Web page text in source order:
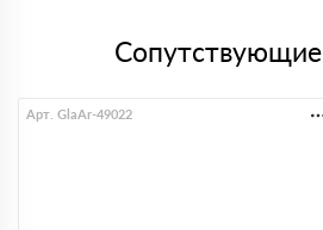
Арт. GlaAr-49022